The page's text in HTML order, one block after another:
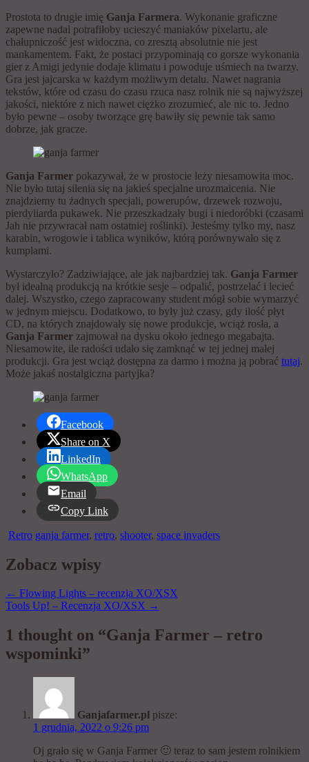
Prostota to drugie imię Ganja Farmera. Wykonanie graficzne
zapewne nadal potrafiłoby ucieszyć maniaków pixelartu, ale
chałupniczość jest widoczna, co zresztą absolutnie nie jest
mankamentem. Fakt, że postaci przypominają co gorsze wykonania
gier z Amigi jedynie dodaje klimatu i powoduje uśmiech na twarzy.
Gra jest jajcarska w każdym możliwym detalu. Nawet nagrania
tekstów, które od czasu do czasu rzuca nasz rolnik nie są najwyższej
jakości, niektóre z nich nawet ciężko zrozumieć, ale nic to. Jedno
było pewne – osoby tworzące grę bawiły się pewnie tak samo
dobrze, jak gracze.
Ganja Farmer pokazywał, że w prostocie leży niesamowita moc.
Nie było tutaj silenia się na jakieś specjalne urozmaicenia. Nie
znajdziemy tu żadnych specjali, powerupów, drzewek rozwoju,
pierdyliarda pukawek. Nie przeszkadzały bugi i niedoróbki (czasami
Jah nie przywracał nam ostatniej roślinki). Jesteśmy tylko my, nasz
karabin, wrogowie i tablica wyników, którą porównywało się z
kumplami.
Wystarczyło? Zadziwiające, ale jak najbardziej tak. Ganja Farmer
był idealną produkcją na krótkie sesje – odpalić, postrzelać i lecieć
dalej. Wszystko, czego zapracowany student mógł sobie wymarzyć
w jednym miejscu. Dodatkowo, to były już czasy, gdy ilość płyt
CD, na których znajdowały się nowe produkcje, wciąż rosła, a
Ganja Farmer zajmował na dysku około jednego megabajta.
Niesamowite, ile radości udało się zamknąć w tej jednej małej
produkcji. Gra jest wciąż dostępna za darmo i można ją pobrać tutaj.
Może jakaś nostalgiczna partyjka?
Facebook
Share on X
LinkedIn
WhatsApp
Email
Copy Link
Retro ganja farmer, retro, shooter, space invaders
Zobacz wpisy
← Flowing Lights – recenzja XO/XSX
Tools Up! – Recenzja XO/XSX →
1 thought on “Ganja Farmer – retro
wspominki”
Ganjafarmer.pl pisze:
1 grudnia, 2022 o 9:26 pm
Oj grało się w Ganja Farmer 🙂 teraz to sam jestem rolnikiem